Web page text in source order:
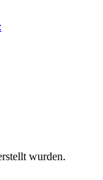
wurden.